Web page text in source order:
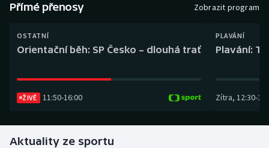
Curling
Dostihy
Futsal
Golf
Přímé přenosy Zobrazit program
OSTATNÍ
Orientační běh: SP Česko – dlouhá trať
ŽIVĚ 11:50-16:00
PLAVÁNÍ
Plavání:
Zítra, 12:30-
Aktuality ze sportu